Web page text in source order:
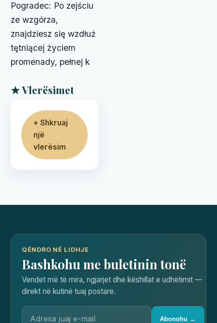
Pogradec: Po zejściu
ze wzgórza,
znajdziesz się wzdłuż
tętniącej życiem
promenady, pełnej k
★ Vlerësimet
+ Shkruaj
një
vlerësim
QËNDRO NË LIDHJE
Bashkohu me buletinin tonë
Vendet më të mira, ngjarjet dhe këshillat e udhëtimit —
direkt në kutinë tuaj postare.
Abonohu →